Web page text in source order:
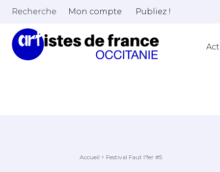
Recherche Mon compte Publiez !
Accueil Festival Faut l'fer #5